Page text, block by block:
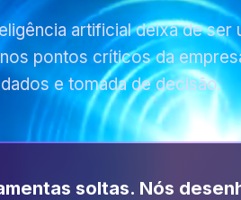
artificial deixa de ser
pontos críticos da
e tomada de decisão.
soltas. Nós